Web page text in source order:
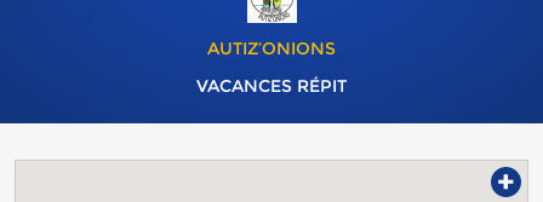
AUTIZ’ONIONS
VACANCES RÉPIT
+